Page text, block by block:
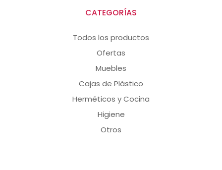
CATEGORÍAS
Todos los productos
Ofertas
Muebles
Cajas de Plástico
Herméticos y Cocina
Higiene
Otros